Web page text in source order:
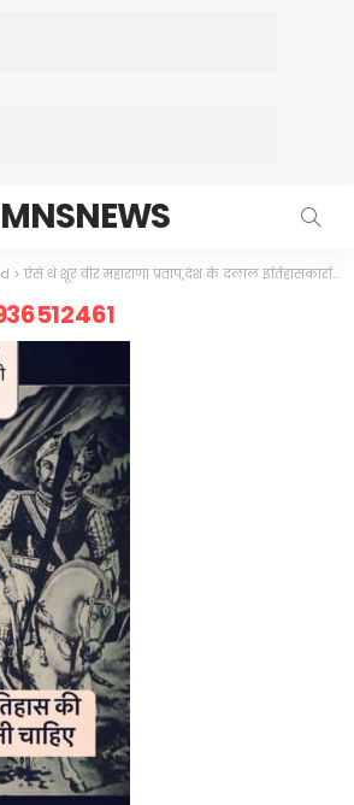
MNSNEWS
> ऐसे थे शूर वीर महाराणा प्रताप,देश के दलाल इतिहासकारों ने कभी नहीं बताया